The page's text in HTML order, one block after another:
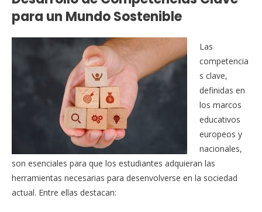
para un Mundo Sostenible
Las
competencia
s clave,
definidas en
los marcos
educativos
europeos y
nacionales,
son esenciales para que los estudiantes adquieran las
herramientas necesarias para desenvolverse en la sociedad
actual. Entre ellas destacan: